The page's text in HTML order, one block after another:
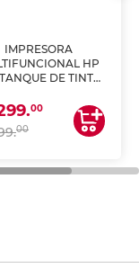
IMPRESORA
HP
DE TINTA
ESCANEA)
00
00